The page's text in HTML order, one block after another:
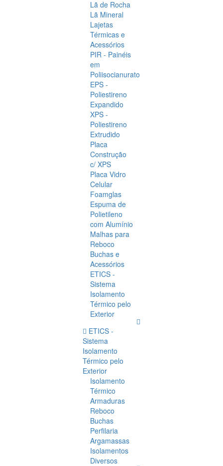
Lã de Rocha
Lã Mineral
Lajetas
Térmicas e
Acessórios
PIR - Painéis
em
Poliisocianurato
EPS -
Poliestireno
Expandido
XPS -
Poliestireno
Extrudido
Placa
Construção
c/ XPS
Placa Vidro
Celular
Foamglas
Espuma de
Polietileno
com Alumínio
Malhas para
Reboco
Buchas e
Acessórios
ETICS -
Sistema
Isolamento
Térmico pelo
Exterior
ETICS -
Sistema
Isolamento
Térmico pelo
Exterior
Isolamento
Térmico
Armaduras
Reboco
Buchas
Perfilaria
Argamassas
Isolamentos
Diversos